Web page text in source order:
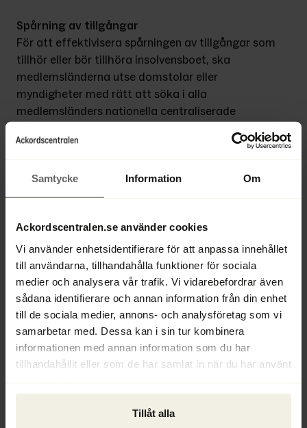
Samtycke Information Om
Ackordscentralen.se använder cookies
Vi använder enhetsidentifierare för att anpassa innehållet
till användarna, tillhandahålla funktioner för sociala
medier och analysera vår trafik. Vi vidarebefordrar även
sådana identifierare och annan information från din enhet
till de sociala medier, annons- och analysföretag som vi
samarbetar med. Dessa kan i sin tur kombinera
informationen med annan information som du har
tillhandahållit eller som de har samlat in när du har använt
Tillåt alla
Spårning av tillgångar
För att effektivisera spårningen av tillgångar som
tillhör eller bör tillhöra insolvensboet, ska
medlemsländerna utse domstolar eller
myndigheter med rätt att söka i alla
medlemsländers nationella centraliserade
databaser som till exempel register över verkligt
förvaltare enkelt kan få tillgång till nödvändig
information oavsett i vilket land de befinner sig i.
befintliga åtgärder, eller införa nya, för att
ytterligare underlätta informationstillgången för
förvaltare.
Företagsledares skyldighet
För att maximera borgenärernas
återvinningsvärde vill rådet fastställa en
skyldighet för företagsledare att ansöka om
insolvensförfarande senast tre månader efter att
att temporärt upphäva denna skyldighet om